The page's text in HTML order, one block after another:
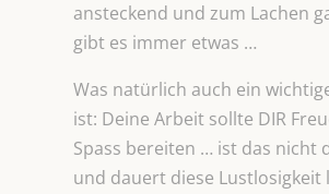
ansteckend und zum Lachen
gibt es immer etwas …
Was natürlich auch ein
ist: Deine Arbeit sollte DIR
Spass bereiten … ist das nicht
und dauert diese Lustlosigkeit